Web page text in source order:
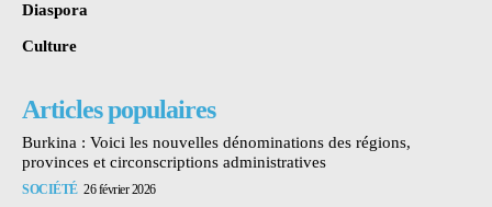
Diaspora
Culture
Articles populaires
Burkina : Voici les nouvelles dénominations des régions,
provinces et circonscriptions administratives
SOCIÉTÉ 26 février 2026